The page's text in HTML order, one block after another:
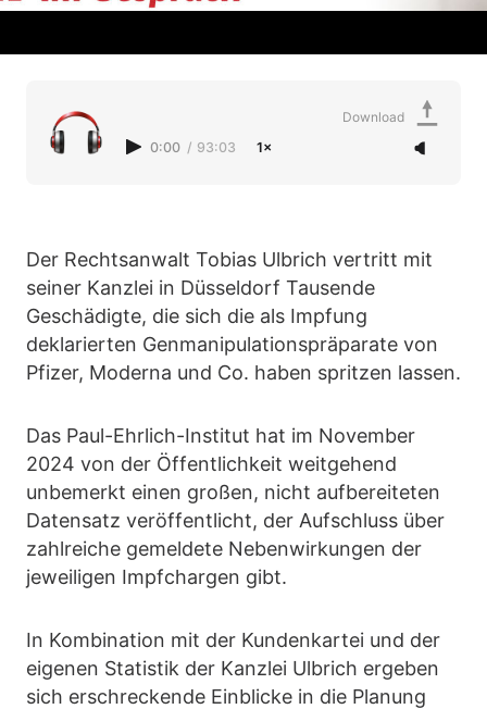
0:00 / 93:03 1×
Download
Der Rechtsanwalt Tobias Ulbrich vertritt mit
seiner Kanzlei in Düsseldorf Tausende
Geschädigte, die sich die als Impfung
deklarierten Genmanipulationspräparate von
Pfizer, Moderna und Co. haben spritzen lassen.
Das Paul-Ehrlich-Institut hat im November
2024 von der Öffentlichkeit weitgehend
unbemerkt einen großen, nicht aufbereiteten
Datensatz veröffentlicht, der Aufschluss über
zahlreiche gemeldete Nebenwirkungen der
jeweiligen Impfchargen gibt.
In Kombination mit der Kundenkartei und der
eigenen Statistik der Kanzlei Ulbrich ergeben
sich erschreckende Einblicke in die Planung